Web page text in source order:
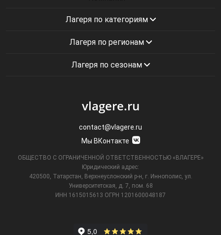
Лагеря по категориям
Лагеря по регионам
Лагеря по сезонам
vlagere.ru
contact@vlagere.ru
Мы ВКонтакте
ОБЩЕСТВО С ОГРАНИЧЕННОЙ ОТВЕТСТВЕННОСТЬЮ «ВЛАГЕРЕ»
Юридический адрес:
420500, Татарстан, Верхнеуслонский р-н, г. Иннополис, ул.
Университетская,
д. 7, пом. 68
ИНН 1615015613 ОГРН 1201600048187